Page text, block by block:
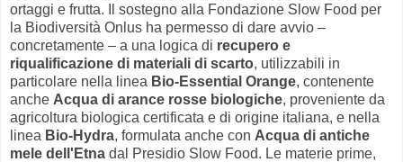
ortaggi e frutta. Il sostegno alla Fondazione Slow Food per
la Biodiversità Onlus ha permesso di dare avvio –
concretamente – a una logica di recupero e
riqualificazione di materiali di scarto, utilizzabili in
particolare nella linea Bio-Essential Orange, contenente
anche Acqua di arance rosse biologiche, proveniente da
agricoltura biologica certificata e di origine italiana, e nella
linea Bio-Hydra, formulata anche con Acqua di antiche
mele dell'Etna dal Presidio Slow Food. Le materie prime,